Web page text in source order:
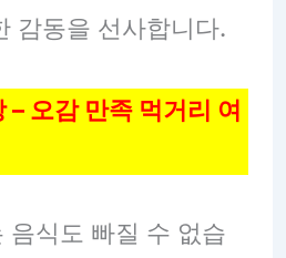
감동을 선사합니다.
– 오감 만족 먹거리 여
음식도 빠질 수 없습